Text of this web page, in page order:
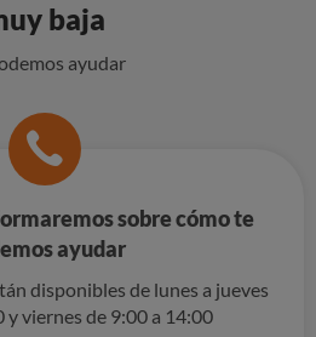
baja
ayudar
sobre cómo te
ayudar
disponibles de lunes a jueves
y viernes de 9:00 a 14:00